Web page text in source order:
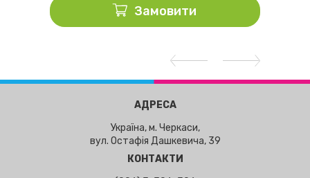
Замовити
АДРЕСА
Україна, м. Черкаси,
вул. Остафія Дашкевича, 39
КОНТАКТИ